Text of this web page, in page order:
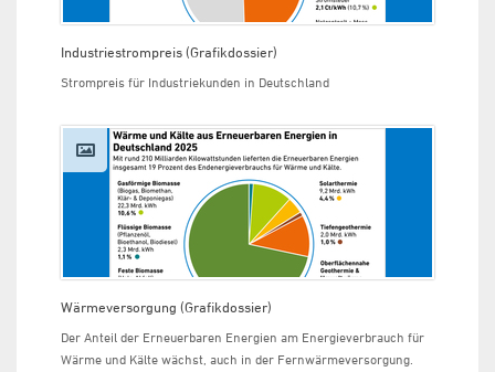
Industriestrompreis (Grafikdossier)
Strompreis für Industriekunden in Deutschland
Wärmeversorgung (Grafikdossier)
Der Anteil der Erneuerbaren Energien am Energieverbrauch für
Wärme und Kälte wächst, auch in der Fernwärmeversorgung.